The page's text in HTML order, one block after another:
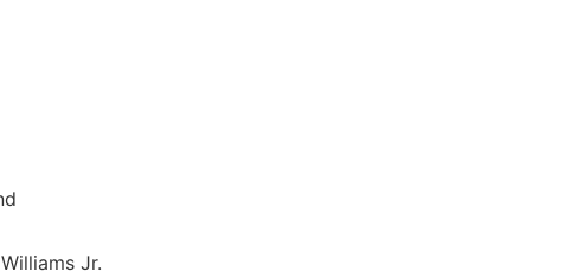
Jr.